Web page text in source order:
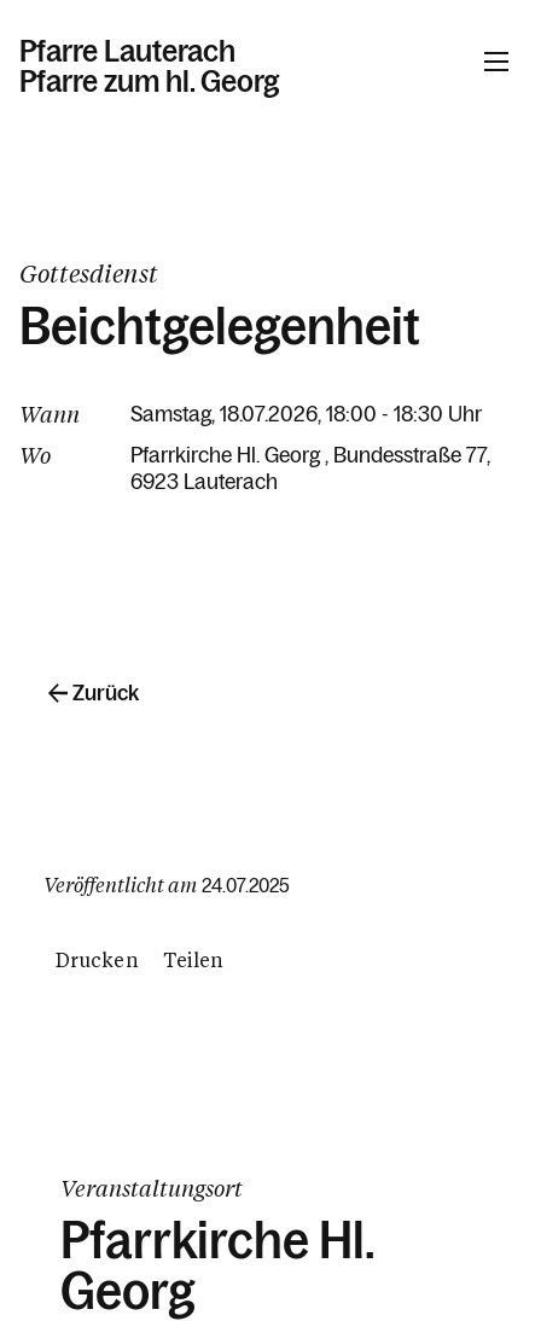
Pfarre Lauterach
Pfarre zum hl. Georg
Kalender
Kontakt
Gottesdienst
Beichtgelegenheit
Wann Samstag, 18.07.2026, 18:00 - 18:30 Uhr
Wo Pfarrkirche Hl. Georg
Bundesstraße 77
6923 Lauterach
Veröffentlicht am 24.07.2025
Drucken Teilen
Zurück
Veranstaltungsort
Pfarrkirche Hl.
Georg